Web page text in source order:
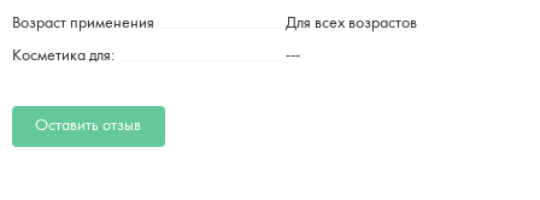
Возраст применения Для всех возрастов
Косметика для: ---
Оставить отзыв